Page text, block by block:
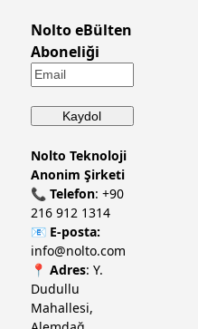
Nolto eBülten
Aboneliği
Nolto Teknoloji
Anonim Şirketi
📞 Telefon: +90
216 912 1314
📧 E-posta:
info@nolto.com
📍 Adres: Y.
Dudullu
Mahallesi,